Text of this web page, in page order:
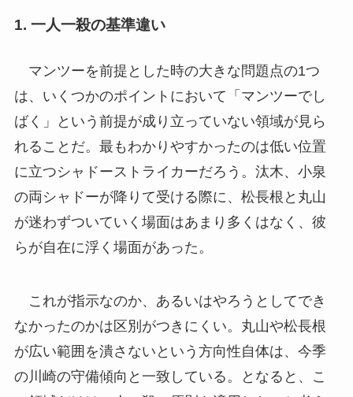
1. 一人一殺の基準違い
マンツーを前提とした時の大きな問題点の1つ
は、いくつかのポイントにおいて「マンツーでし
ばく」という前提が成り立っていない領域が見ら
れることだ。最もわかりやすかったのは低い位置
に立つシャドーストライカーだろう。汰木、小泉
の両シャドーが降りて受ける際に、松長根と丸山
が迷わずついていく場面はあまり多くはなく、彼
らが自在に浮く場面があった。
これが指示なのか、あるいはやろうとしてでき
なかったのかは区別がつきにくい。丸山や松長根
が広い範囲を潰さないという方向性自体は、今季
の川崎の守備傾向と一致している。となると、こ